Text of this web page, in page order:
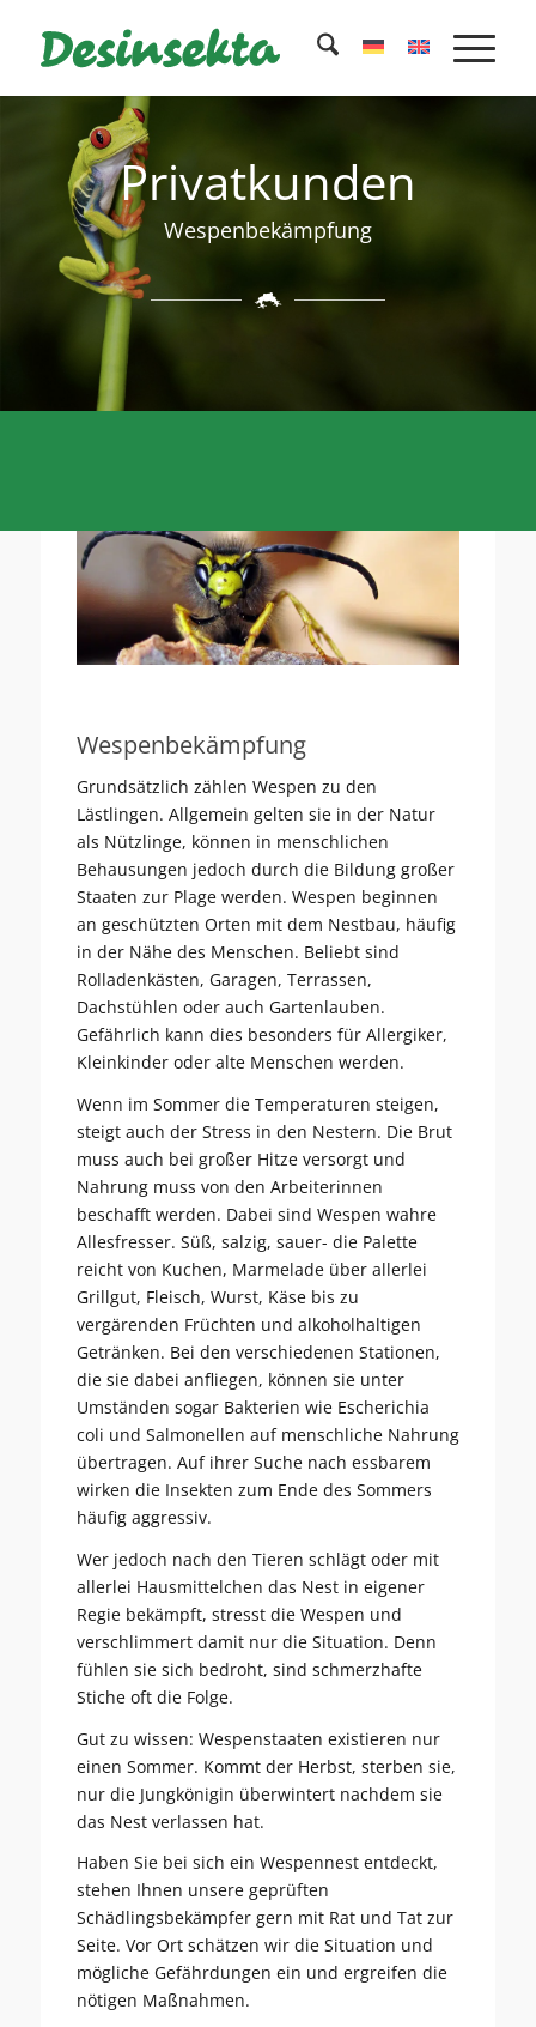
Privatkunden
Wespenbekämpfung
Wespenbekämpfung
Grundsätzlich zählen Wespen zu den
Lästlingen. Allgemein gelten sie in der Natur
als Nützlinge, können in menschlichen
Behausungen jedoch durch die Bildung großer
Staaten zur Plage werden. Wespen beginnen
an geschützten Orten mit dem Nestbau, häufig
in der Nähe des Menschen. Beliebt sind
Rolladenkästen, Garagen, Terrassen,
Dachstühlen oder auch Gartenlauben.
Gefährlich kann dies besonders für Allergiker,
Kleinkinder oder alte Menschen werden.
Wenn im Sommer die Temperaturen steigen,
steigt auch der Stress in den Nestern. Die Brut
muss auch bei großer Hitze versorgt und
Nahrung muss von den Arbeiterinnen
beschafft werden. Dabei sind Wespen wahre
Allesfresser. Süß, salzig, sauer- die Palette
reicht von Kuchen, Marmelade über allerlei
Grillgut, Fleisch, Wurst, Käse bis zu
vergärenden Früchten und alkoholhaltigen
Getränken. Bei den verschiedenen Stationen,
die sie dabei anfliegen, können sie unter
Umständen sogar Bakterien wie Escherichia
coli und Salmonellen auf menschliche Nahrung
übertragen. Auf ihrer Suche nach essbarem
wirken die Insekten zum Ende des Sommers
häufig aggressiv.
Wer jedoch nach den Tieren schlägt oder mit
allerlei Hausmittelchen das Nest in eigener
Regie bekämpft, stresst die Wespen und
verschlimmert damit nur die Situation. Denn
fühlen sie sich bedroht, sind schmerzhafte
Stiche oft die Folge.
Gut zu wissen: Wespenstaaten existieren nur
einen Sommer. Kommt der Herbst, sterben sie,
nur die Jungkönigin überwintert nachdem sie
das Nest verlassen hat.
Haben Sie bei sich ein Wespennest entdeckt,
stehen Ihnen unsere geprüften
Schädlingsbekämpfer gern mit Rat und Tat zur
Seite. Vor Ort schätzen wir die Situation und
mögliche Gefährdungen ein und ergreifen die
nötigen Maßnahmen.